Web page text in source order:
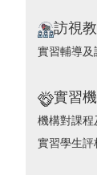
訪視
實習輔導及
實習
機構對課程
實習學生評